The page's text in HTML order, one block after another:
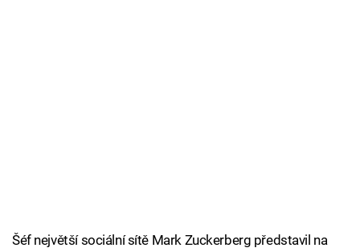
Šéf největší sociální sítě Mark Zuckerberg představil na